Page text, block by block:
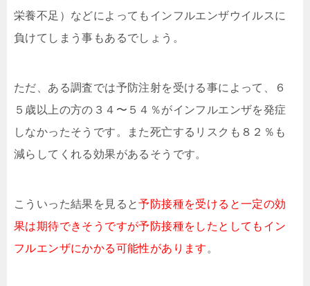
栄養不足）などによってもインフルエンザウイルスに
負けてしまう事もあるでしょう。
ただ、ある調査では予防注射を受ける事によって、６
５歳以上の方の３４〜５４％がインフルエンザを発症
しなかったそうです。また死亡するリスクも８２％も
減らしてくれる効果があるそうです。
こういった結果を見ると予防接種を受けると一定の効
果は期待できそうですが予防接種をしたとしてもイン
フルエンザにかかる可能性があります 。